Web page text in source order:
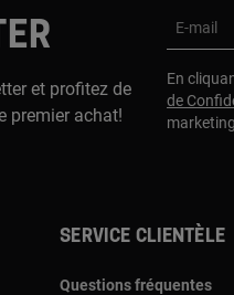
et profitez de
premier achat!
E-mail
En
de
Service clientèle
Questions fréquentes